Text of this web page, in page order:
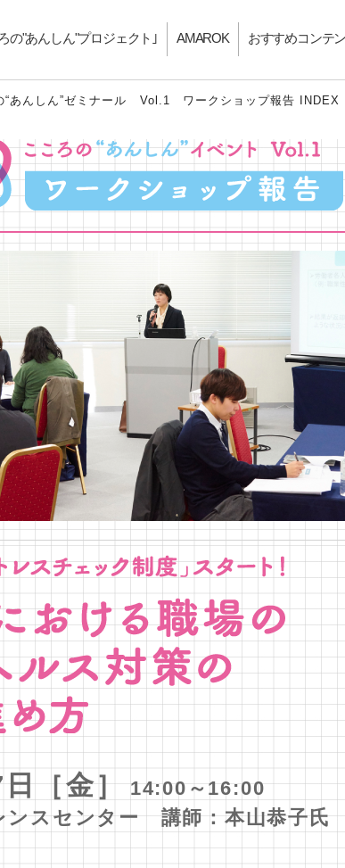
の"あんしん"プロジェクト｣ AMAROK おすすめコンテ
“あんしん”ゼミナール Vol.1 ワークショップ報告 INDEX
［金］ 14:00～16:00
ンスセンター 講師：本山恭子氏